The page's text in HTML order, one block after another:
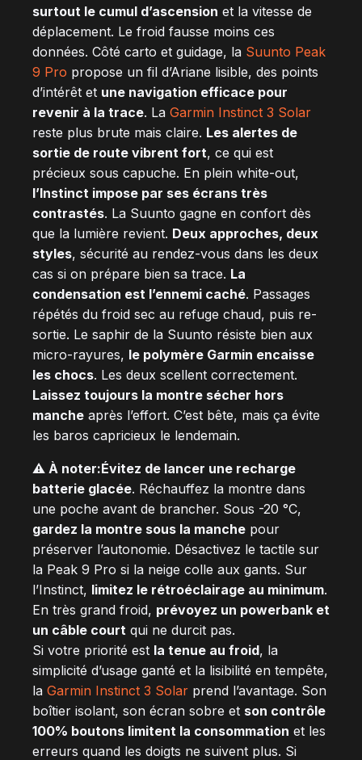
surtout le cumul d’ascension et la vitesse de
déplacement. Le froid fausse moins ces
données. Côté carto et guidage, la Suunto Peak
9 Pro propose un fil d’Ariane lisible, des points
d’intérêt et une navigation efficace pour
revenir à la trace. La Garmin Instinct 3 Solar
reste plus brute mais claire. Les alertes de
sortie de route vibrent fort, ce qui est
précieux sous capuche. En plein white-out,
l’Instinct impose par ses écrans très
contrastés. La Suunto gagne en confort dès
que la lumière revient. Deux approches, deux
styles, sécurité au rendez-vous dans les deux
cas si on prépare bien sa trace. La
condensation est l’ennemi caché. Passages
répétés du froid sec au refuge chaud, puis re-
sortie. Le saphir de la Suunto résiste bien aux
micro-rayures, le polymère Garmin encaisse
les chocs. Les deux scellent correctement.
Laissez toujours la montre sécher hors
manche après l’effort. C’est bête, mais ça évite
les baros capricieux le lendemain.
⚠️ À noter:Évitez de lancer une recharge
batterie glacée. Réchauffez la montre dans
une poche avant de brancher. Sous -20 °C,
gardez la montre sous la manche pour
préserver l’autonomie. Désactivez le tactile sur
la Peak 9 Pro si la neige colle aux gants. Sur
l’Instinct, limitez le rétroéclairage au minimum.
En très grand froid, prévoyez un powerbank et
un câble court qui ne durcit pas.
Si votre priorité est la tenue au froid, la
simplicité d’usage ganté et la lisibilité en tempête,
la Garmin Instinct 3 Solar prend l’avantage. Son
boîtier isolant, son écran sobre et son contrôle
100% boutons limitent la consommation et les
erreurs quand les doigts ne suivent plus. Si